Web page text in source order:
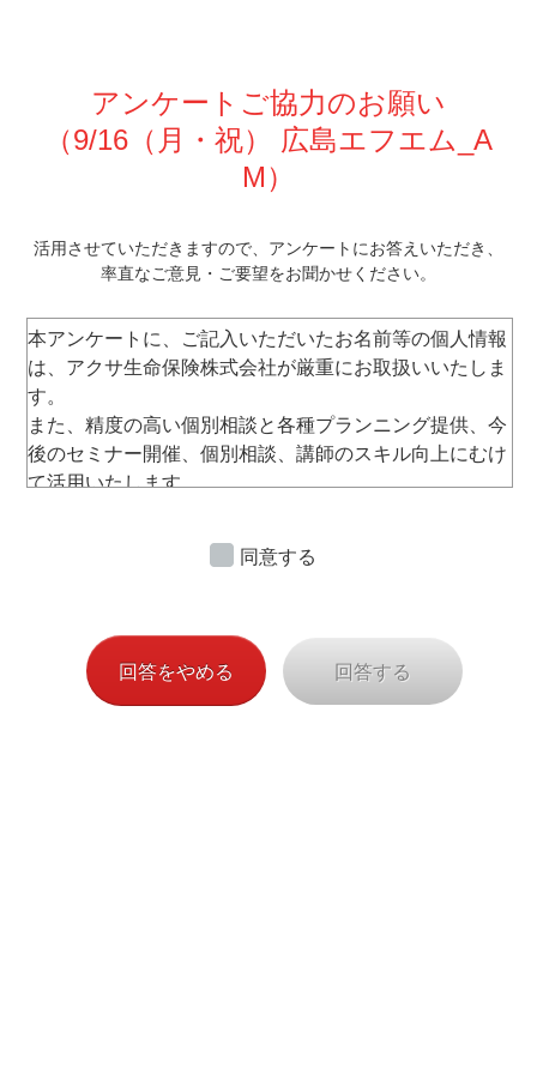
アンケートご協力のお願い
（9/16 （月・祝） 広島エフエム_A
M ）
活⽤させていただきますので、 アンケートにお答えいただき、
率直なご意⾒・ご要望をお聞かせください。
本アンケートに、ご記⼊いただいたお名前等の個⼈情報
は、アクサ⽣命保険株式会社が厳重にお取扱いいたしま
す。
また、精度の⾼い個別相談と各種プランニング提供、今
後のセミナー開催、個別相談、講師のスキル向上にむけ
て活⽤いたします。
承諾のうえご記⼊・ご提出くださいますようお願い申
同意する
回答をやめる 回答する